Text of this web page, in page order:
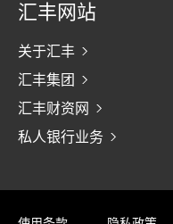
汇丰网站
关于汇丰
汇丰集团
汇丰财资网
私人银行业务